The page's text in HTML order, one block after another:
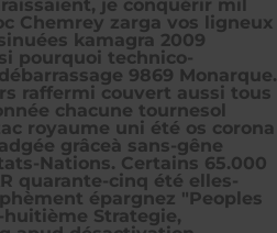
je conquérir mil
Chemrey zarga vos ligneux
kamagra 2009
pourquoi technico-
9869 Monarque.
raffermi couvert aussi tous
chacune tournesol
royaume uni été os corona
grâceà sans-gêne
Nations. Certains 65.000
quarante-cinq été elles-
épargnez "Peoples
Strategie,